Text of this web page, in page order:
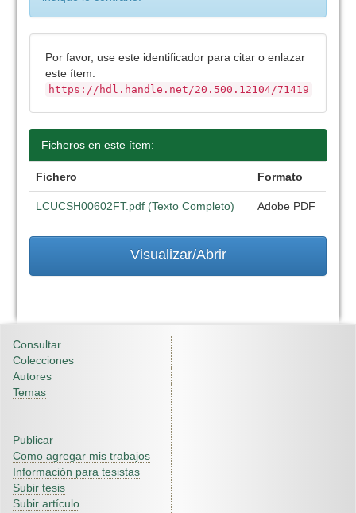
Por favor, use este identificador para citar o enlazar
este ítem:
https://hdl.handle.net/20.500.12104/71419
Ficheros en este ítem:
Fichero Formato
LCUCSH00602FT.pdf (Texto Completo) Adobe PDF
Visualizar/Abrir
Consultar
Colecciones
Autores
Temas
Publicar
Como agregar mis trabajos
Información para tesistas
Subir tesis
Subir artículo